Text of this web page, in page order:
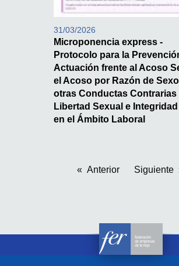
31/03/2026
Microponencia express -
Protocolo para la
Actuación frente al Acoso
el Acoso por Razón de
otras Conductas Contrarias
Libertad Sexual e Integridad
en el Ámbito Laboral
Anterior Siguiente